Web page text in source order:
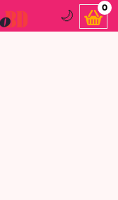
🌙
0